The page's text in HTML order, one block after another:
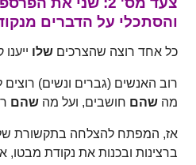
והסתכלי על הדברים
כל אחד רוצה שהצרכיםשלו
רוב האנשים (גברים ונשים)
מהשהם חושבים, ועל מה שהם
אז, המפתח להצלחה בתקשורת
ברצינות ובכנות את נקודת